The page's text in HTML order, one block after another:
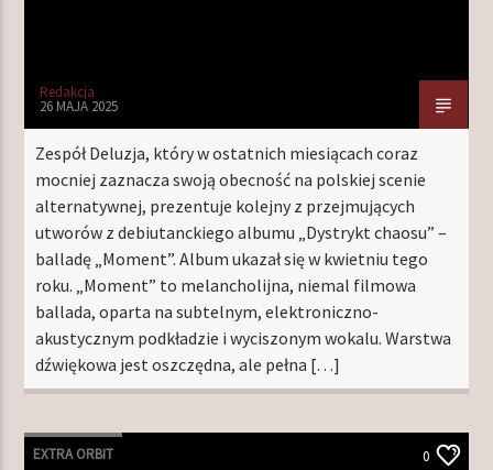
Redakcja
26 MAJA 2025
Zespół Deluzja, który w ostatnich miesiącach coraz
mocniej zaznacza swoją obecność na polskiej scenie
alternatywnej, prezentuje kolejny z przejmujących
utworów z debiutanckiego albumu „Dystrykt chaosu” –
balladę „Moment”. Album ukazał się w kwietniu tego
roku. „Moment” to melancholijna, niemal filmowa
ballada, oparta na subtelnym, elektroniczno-
akustycznym podkładzie i wyciszonym wokalu. Warstwa
dźwiękowa jest oszczędna, ale pełna […]
EXTRA ORBIT 0